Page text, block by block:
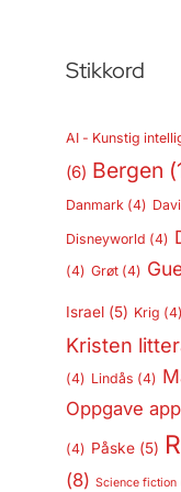
Stikkord
AI - Kunstig
(6) Bergen
Danmark (4)
Disneyworld (4)
(4) Grøt(4)
Israel(5) Krig (4)
Kristen
(4) Lindås (4)
Oppgave app
(4) Påske(5)
(8) Science fiction